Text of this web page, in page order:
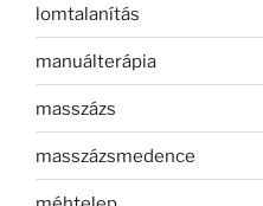
lomtalanítás
manuálterápia
masszázs
masszázsmedence